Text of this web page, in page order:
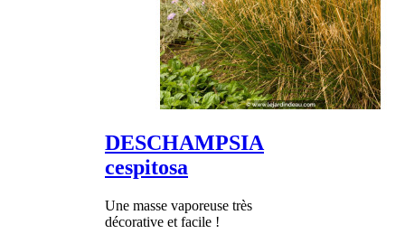
DESCHAMPSIA
cespitosa
Une masse vaporeuse très
décorative et facile !